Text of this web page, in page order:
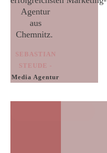
Agentur
aus
Chemnitz.
SEBASTIAN
STEUDE -
Media Agentur